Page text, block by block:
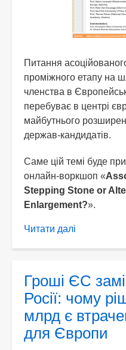
Питання
проміжного етапу на
членства в
перебуває в центрі
майбутнього
держав-кандидатів.
Саме цій темі буде
онлайн-воркшоп «
Stepping Stone or
Enlargement?».
Читати далі
a
Stepping
Stone
or
Гроші ЄС
Росії: чому
млрд є
для Європи